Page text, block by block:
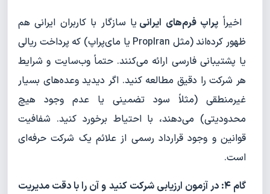
اخیراً پراپ فرم‌های ایرانی یا سازگار با کاربران ایرانی هم
ظهور کرده‌اند (مثل PropIran یا مای‌پراپ) که پرداخت ریالی
یا پشتیبانی فارسی ارائه می‌کنند. حتماً وب‌سایت و شرایط
هر شرکت را دقیق مطالعه کنید. اگر دیدید وعده‌های بسیار
غیرمنطقی (مثلاً سود تضمینی یا عدم وجود هیچ
محدودیتی) می‌دهند، با احتیاط برخورد کنید. شفافیت
قوانین و وجود قرارداد رسمی از علائم یک شرکت حرفه‌ای
است.
گام ۴: در آزمون ارزیابی شرکت کنید و آن را با دقت مدیریت